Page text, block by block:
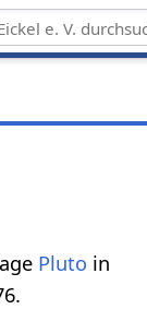
Pluto in